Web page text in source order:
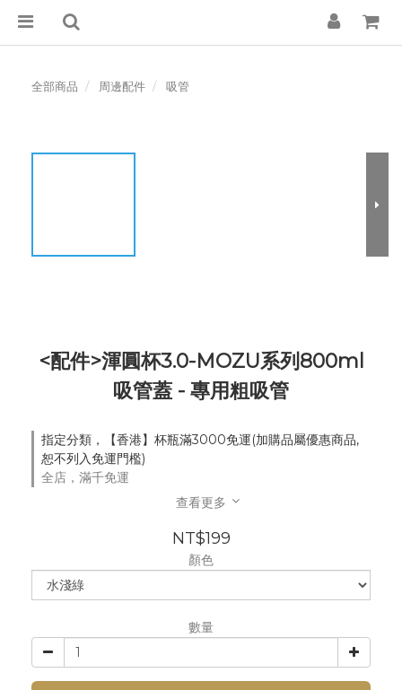
全部商品 周邊配件 吸管
<配件>渾圓杯3.0-MOZU系列800ml
吸管蓋 - 專用粗吸管
指定分類，【香港】杯瓶滿3000免運(加購品屬優惠商品,
恕不列入免運門檻)
全店，滿千免運
查看更多
NT$199
顏色
數量